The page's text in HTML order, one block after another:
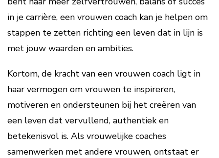
in je carrière, een vrouwen coach kan je helpen om
stappen te zetten richting een leven dat in lijn is
met jouw waarden en ambities.
Kortom, de kracht van een vrouwen coach ligt in
haar vermogen om vrouwen te inspireren,
motiveren en ondersteunen bij het creëren van
een leven dat vervullend, authentiek en
betekenisvol is. Als vrouwelijke coaches
samenwerken met andere vrouwen, ontstaat er